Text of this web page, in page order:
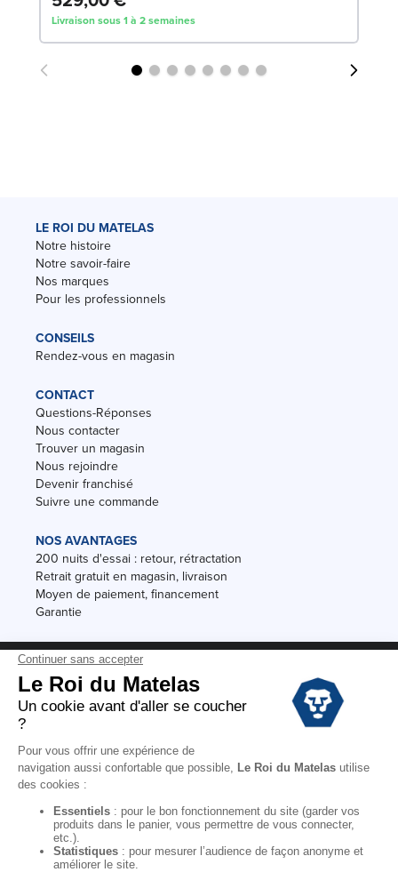
Livraison sous 1 à 2 semaines
LE ROI DU MATELAS
Notre histoire
Notre savoir-faire
Nos marques
Pour les professionnels
CONSEILS
Rendez-vous en magasin
CONTACT
Questions-Réponses
Nous contacter
Trouver un magasin
Nous rejoindre
Devenir franchisé
Suivre une commande
NOS AVANTAGES
200 nuits d'essai : retour, rétractation
Retrait gratuit en magasin, livraison
Moyen de paiement, financement
Garantie
Conditions des offres
Black Friday
Destockage
Conditions Générales de vente magasin
Mentions Légales
Données personnelles
Codes promo Le Roi du Matelas